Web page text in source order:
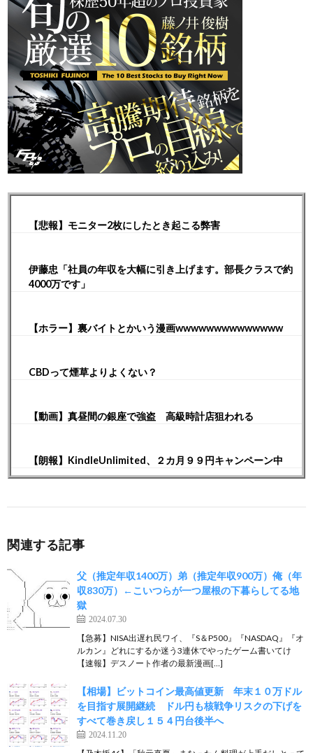
【悲報】モニター2枚にしたとき起こる弊害
伊藤忠「社員の年収を大幅に引き上げます。部長クラスで約
4000万です」
【ホラー】裏バイトとかいう漫画wwwwwwwwwwwwww
CBDって煙草よりよくない？
【動画】真昼間の銀座で強盗 高級時計店狙われる
【朗報】KindleUnlimited、２カ月９９円キャンペーン中
関連する記事
父（推定年収1400万）弟（推定年収900万）俺（年
収830万）←こいつらが一つ屋根の下暮らしてる地
獄
2024.07.30
【急募】NISA出遅れ民ワイ、『S＆P500』『NASDAQ』『オ
ルカン』どれにするか迷う3連休でやったゲーム書いてけ
【速報】デスノート作者の最新漫画[…]
【相場】ビットコイン最高値更新 年末１０万ドル
を目指す展開継続 ドル円も核戦争リスクの下げを
すべて巻き戻し１５４円台後半へ
2024.11.20